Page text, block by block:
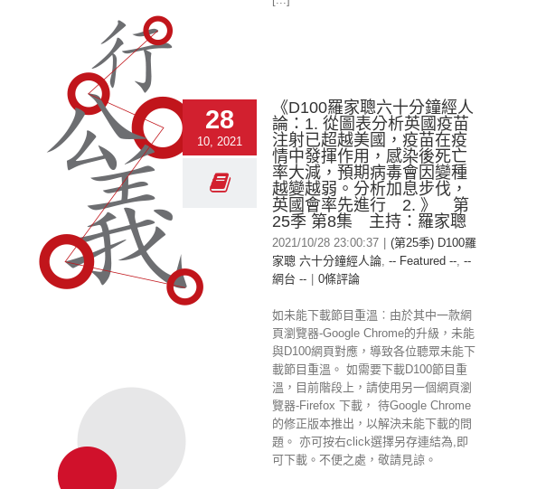
28
10, 2021
《D100羅家聰六十分鐘經人
論：1. 從圖表分析英國疫苗
注射已超越美國，疫苗在疫
情中發揮作用，感染後死亡
率大減，預期病毒會因變種
越變越弱。分析加息步伐，
英國會率先進行 2. 》 第
25季 第8集 主持：羅家聰
2021/10/28 23:00:37
(第25季) D100羅
家聰 六十分鐘經人論, -- Featured --, --
網台 --
0條評論
如未能下載節目重溫︰由於其中一款網
頁瀏覽器-Google Chrome的升級，未能
與D100網頁對應，導致各位聽眾未能下
載節目重溫。 如需要下載D100節目重
溫，目前階段上，請使用另一個網頁瀏
覽器-Firefox 下載， 待Google Chrome
的修正版本推出，以解決未能下載的問
題。 亦可按右click選擇另存連結為,即
可下載。不便之處，敬請見諒。